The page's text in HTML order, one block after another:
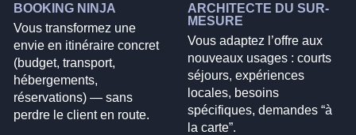
BOOKING NINJA
Vous transformez une
envie en itinéraire concret
(budget, transport,
hébergements,
réservations) — sans
perdre le client en route.
ARCHITECTE DU SUR-
MESURE
Vous adaptez l’offre aux
nouveaux usages : courts
séjours, expériences
locales, besoins
spécifiques, demandes “à
la carte”.